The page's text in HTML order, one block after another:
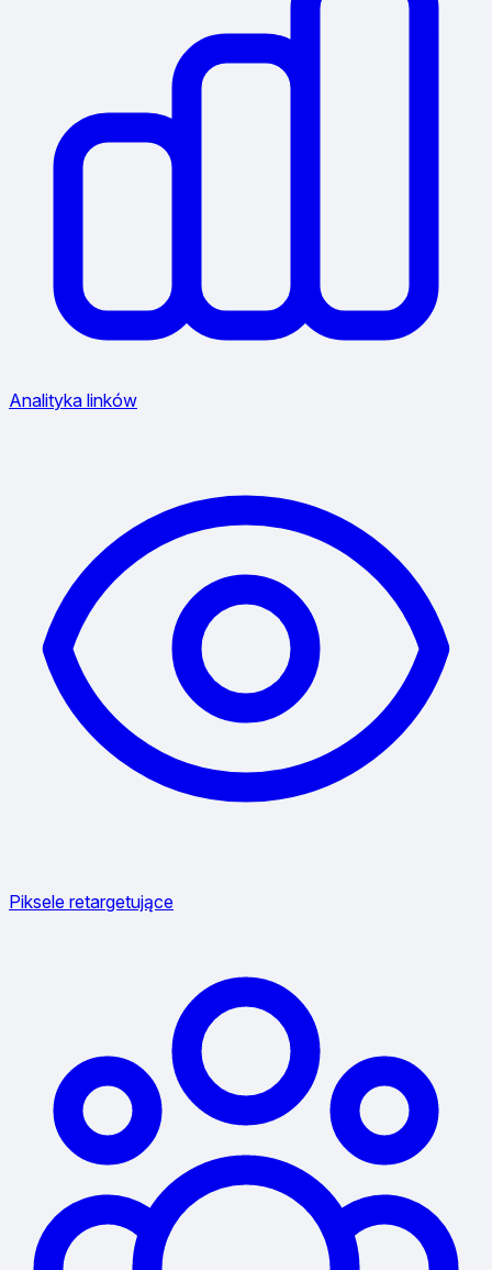
Analityka linków
Piksele retargetujące